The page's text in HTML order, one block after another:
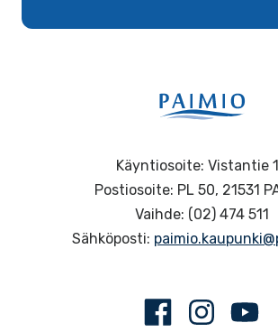
Käyntiosoite: Vistantie
Postiosoite: PL 50, 21531
Vaihde: (02) 474 511
Sähköposti:
Facebook